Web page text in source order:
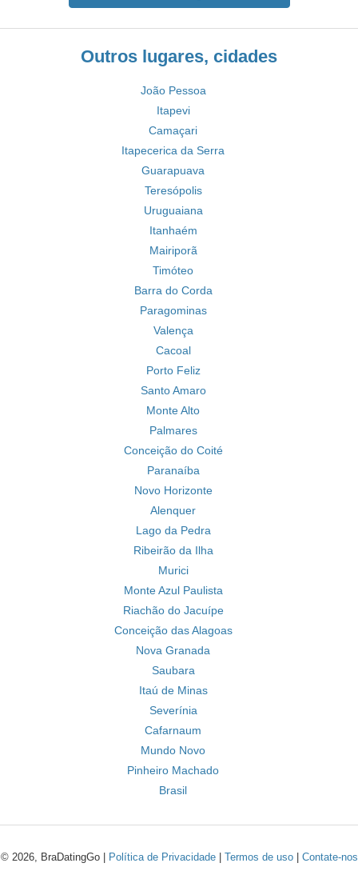
Outros lugares, cidades
João Pessoa
Itapevi
Camaçari
Itapecerica da Serra
Guarapuava
Teresópolis
Uruguaiana
Itanhaém
Mairiporã
Timóteo
Barra do Corda
Paragominas
Valença
Cacoal
Porto Feliz
Santo Amaro
Monte Alto
Palmares
Conceição do Coité
Paranaíba
Novo Horizonte
Alenquer
Lago da Pedra
Ribeirão da Ilha
Murici
Monte Azul Paulista
Riachão do Jacuípe
Conceição das Alagoas
Nova Granada
Saubara
Itaú de Minas
Severínia
Cafarnaum
Mundo Novo
Pinheiro Machado
Brasil
© 2026, BraDatingGo | Política de Privacidade| Termos de uso| Contate-nos